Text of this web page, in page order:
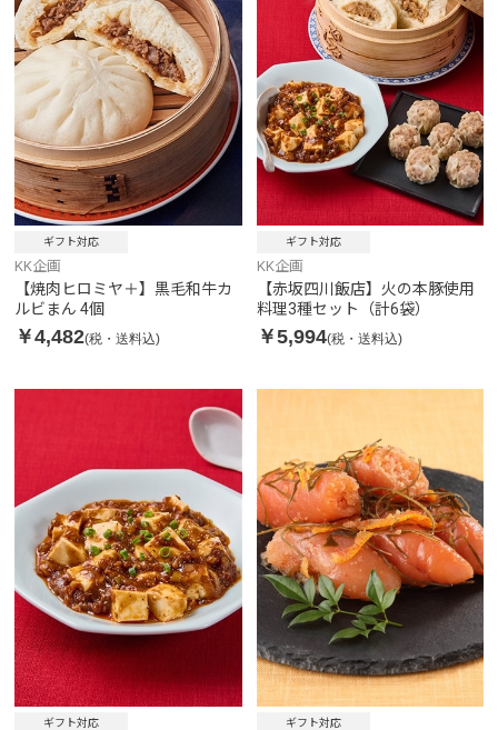
ギフト対応
KK企画
【焼肉ヒロミヤ＋】黒毛和牛カ
ルビまん 4個
￥4,482(税・送料込)
ギフト対応
KK企画
【赤坂四川飯店】火の本豚使用
料理3種セット（計6袋）
￥5,994(税・送料込)
ギフト対応 ギフト対応